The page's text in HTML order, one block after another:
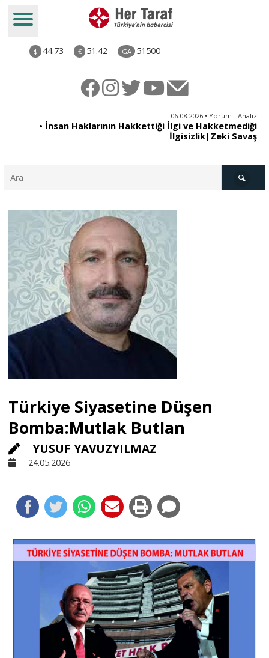
$ 44.73 € 51.42 GA 51500
06.08.2026 • Yorum - Analiz
• İnsan Haklarının Hakkettiği İlgi ve Hakketmediği
İlgisizlik|Zeki Savaş
Türkiye
Derkenar
Sivil Toplum
Kültür - Sanat
Ekonomi
Dünya
Yorum - Analiz
Söyleşi
Portre
Yazarlar
Türkiye Siyasetine Düşen
Bomba:Mutlak Butlan
YUSUF YAVUZYILMAZ
24.05.2026